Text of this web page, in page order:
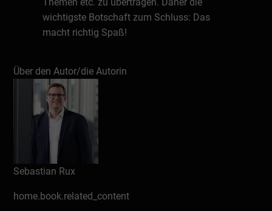
wichtigste Botschaft zum Schluss: Das
macht richtig Spaß!
Sebastian Rux begleitet Unternehmer*innen
und Unternehmen dabei, ihre komplexen
Themen mit verständlichen Botschaften
überzeugend zu präsentieren. Er ist
erfolgreicher Keynote-Speaker,
Vortragsmentor, Kommunikationstrainer
und Hochschuldozent. Mit seinen mehr als
hat er insgesamt über 4.000 Menschen
Über den Autor/die Autorin
Sebastian Rux
home.book.related_content